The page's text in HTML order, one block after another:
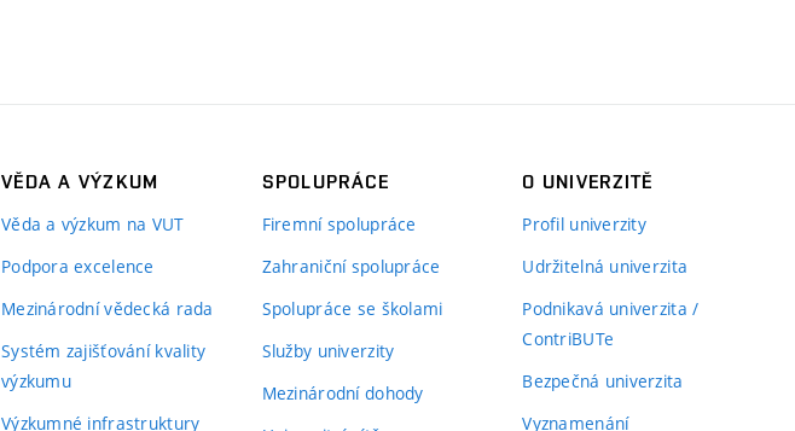
VĚDA A VÝZKUM
Věda a výzkum na VUT
Podpora excelence
Mezinárodní vědecká rada
Systém zajišťování kvality
výzkumu
Výzkumné infrastruktury
SPOLUPRÁCE
Firemní spolupráce
Zahraniční spolupráce
Spolupráce se školami
Služby univerzity
Mezinárodní dohody
O UNIVERZITĚ
Profil univerzity
Udržitelná univerzita
Podnikavá univerzita /
ContriBUTe
Bezpečná univerzita
Vyznamenání